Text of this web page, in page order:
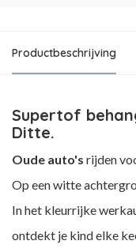
Productbeschrijving
Supertof
Ditte.
Oude auto's rijden
Op een witte
In het kleurrijke
ontdekt je kind elke